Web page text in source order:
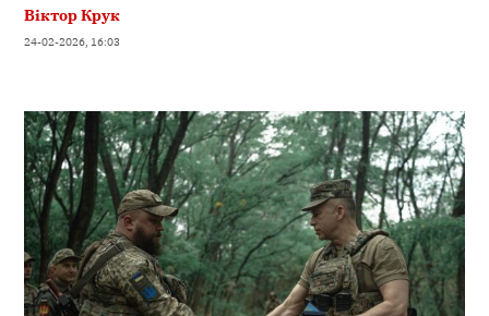
Віктор Крук
24-02-2026, 16:03